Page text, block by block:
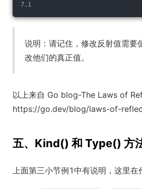
7.1
说明：请记住，修改反射值需要
改他们的真正值。
以上来自 Go blog-The Laws of
https://go.dev/blog/laws-of-
五、Kind() 和 Type() 方
上面第三小节例1中有说明，这里在